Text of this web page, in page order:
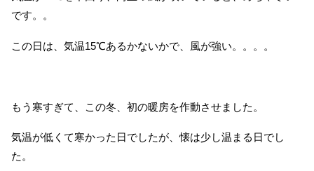
です。。
この日は、気温15℃あるかないかで、風が強い。。。。
もう寒すぎて、この冬、初の暖房を作動させました。
気温が低くて寒かった日でしたが、懐は少し温まる日でし
た。